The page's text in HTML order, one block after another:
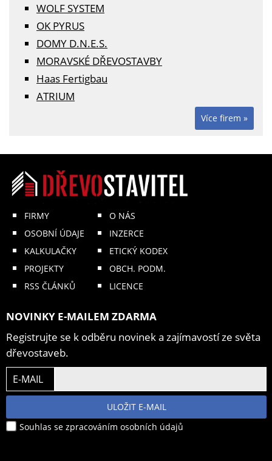
WOLF SYSTEM
OK PYRUS
DOMY D.N.E.S.
MORAVSKÉ DŘEVOSTAVBY
Haas Fertigbau
ATRIUM
Více firem »
FIRMY
OSOBNÍ ÚDAJE
KALKULAČKY
PROJEKTY
RSS ČLÁNKŮ
O NÁS
INZERCE
ETICKÝ KODEX
OBCH. PODM.
LICENCE
NOVINKY E-MAILEM ZDARMA
Registrujte se k odběru novinek a zajímavostí ze světa
dřevostaveb.
E-MAIL
ULOŽIT E-MAIL
Souhlas se zpracováním osobních údajů